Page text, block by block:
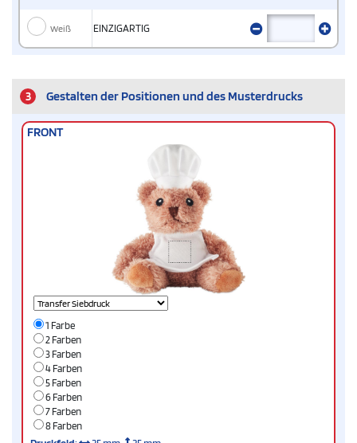
Weiß EINZIGARTIG
3 Gestalten der Positionen und des Musterdrucks
FRONT
1 Farbe
2 Farben
3 Farben
4 Farben
5 Farben
6 Farben
7 Farben
8 Farben